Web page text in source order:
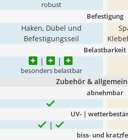
robust
Befestigung
Haken, Dübel und
Befestigungsseil
Belastbarkeit
besonders belastbar
Zubehör &
abnehmbar
UV- |
biss- und